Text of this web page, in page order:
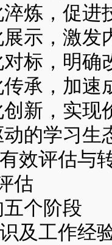
炼，促进
示，激发
标，明确
承，加速
新，实现
的学习生
效评估与
估
个阶段
及工作经